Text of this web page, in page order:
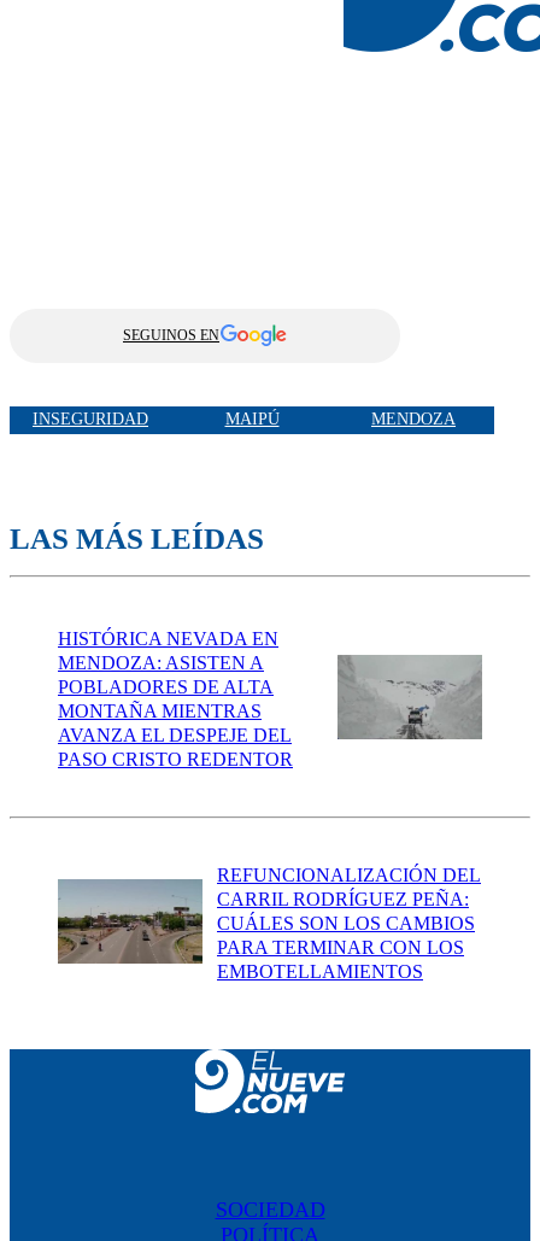
SEGUINOS EN
INSEGURIDAD MAIPÚ MENDOZA
LAS MÁS LEÍDAS
HISTÓRICA NEVADA EN
MENDOZA: ASISTEN A
POBLADORES DE ALTA
MONTAÑA MIENTRAS
AVANZA EL DESPEJE DEL
PASO CRISTO REDENTOR
REFUNCIONALIZACIÓN DEL
CARRIL RODRÍGUEZ PEÑA:
CUÁLES SON LOS CAMBIOS
PARA TERMINAR CON LOS
EMBOTELLAMIENTOS
SOCIEDAD
POLÍTICA